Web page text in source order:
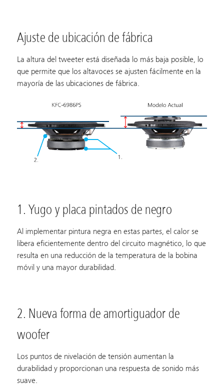
Ajuste de ubicación de fábrica
La altura del tweeter está diseñada lo más baja posible, lo
que permite que los altavoces se ajusten fácilmente en la
mayoría de las ubicaciones de fábrica.
1. Yugo y placa pintados de negro
Al implementar pintura negra en estas partes, el calor se
libera eficientemente dentro del circuito magnético, lo que
resulta en una reducción de la temperatura de la bobina
móvil y una mayor durabilidad.
2. Nueva forma de amortiguador de
woofer
Los puntos de nivelación de tensión aumentan la
durabilidad y proporcionan una respuesta de sonido más
suave.